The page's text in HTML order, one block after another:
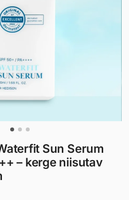
Sun Serum
– kerge niisutav